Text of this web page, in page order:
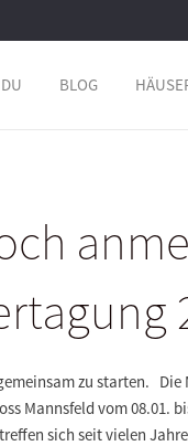
DU BLOG
zu starten. Die
Mannsfeld vom 08.01.
sich seit vielen